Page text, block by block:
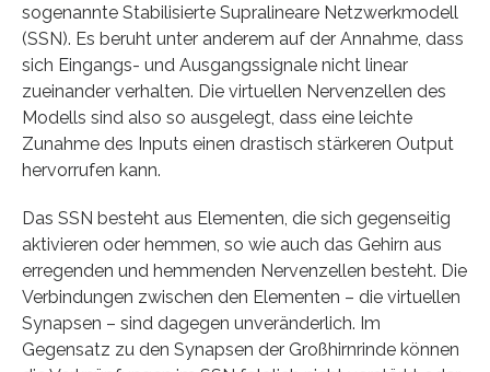
sogenannte Stabilisierte Supralineare Netzwerkmodell
(SSN). Es beruht unter anderem auf der Annahme, dass
sich Eingangs- und Ausgangssignale nicht linear
zueinander verhalten. Die virtuellen Nervenzellen des
Modells sind also so ausgelegt, dass eine leichte
Zunahme des Inputs einen drastisch stärkeren Output
hervorrufen kann.
Das SSN besteht aus Elementen, die sich gegenseitig
aktivieren oder hemmen, so wie auch das Gehirn aus
erregenden und hemmenden Nervenzellen besteht. Die
Verbindungen zwischen den Elementen – die virtuellen
Synapsen – sind dagegen unveränderlich. Im
Gegensatz zu den Synapsen der Großhirnrinde können